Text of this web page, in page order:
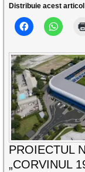
Distribuie acest articol
PROIECTUL
„CORVINUL